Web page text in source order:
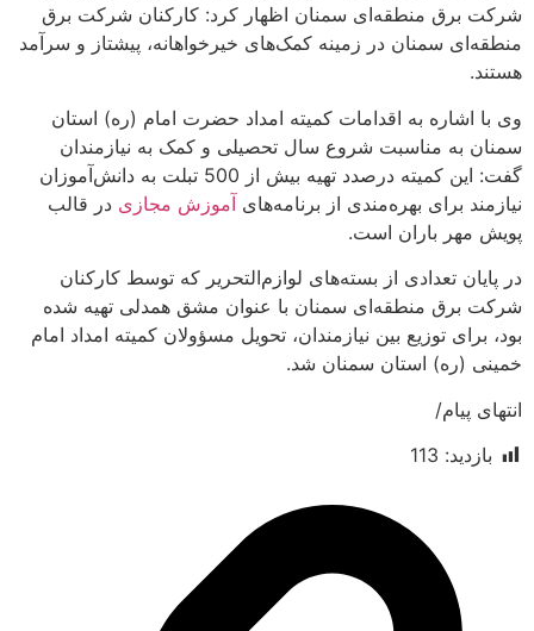
منطقه‌ای سمنان اظهار کرد: کارکنان شرکت برق
سمنان در زمینه کمک‌های خیرخواهانه، پیشتاز و سرآمد
به اقدامات کمیته امداد حضرت امام (ره) استان
مناسبت شروع سال تحصیلی و کمک به نیازمندان
گفت: این کمیته درصدد تهیه بیش از 500 تبلت به دانش‌آموزان
برای بهره‌مندی از برنامه‌های آموزش مجازیدر قالب
باران است.
تعدادی از بسته‌های لوازم‌التحریر که توسط کارکنان
منطقه‌ای سمنان با عنوان مشق همدلی تهیه شده
توزیع بین نیازمندان، تحویل مسؤولان کمیته امداد امام
استان سمنان شد.
113